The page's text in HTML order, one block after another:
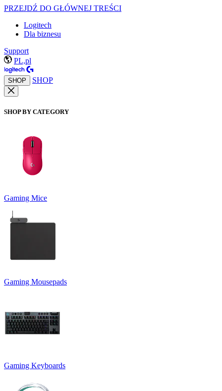
PRZEJDŹ DO GŁÓWNEJ TREŚCI
Logitech
Dla biznesu
Support
PL,pl
SHOP SHOP
SHOP BY CATEGORY
Gaming Mice
Gaming Mousepads
Gaming Keyboards